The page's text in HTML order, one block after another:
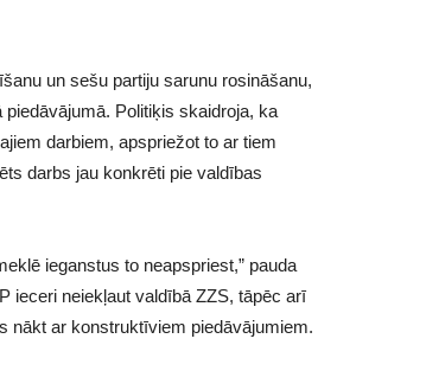
un sešu partiju sarunu rosināšanu,
Politiķis skaidroja, ka
darbiem, apspriežot to ar tiem
darbs jau konkrēti pie valdības
ieganstus to neapspriest,” pauda
ieceri neiekļaut valdībā ZZS, tāpēc arī
nākt ar konstruktīviem piedāvājumiem.